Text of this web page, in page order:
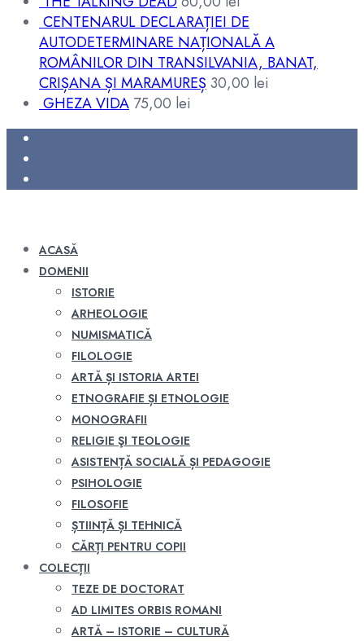
CENTENARUL DECLARAȚIEI DE
AUTODETERMINARE NAȚIONALĂ A
ROMÂNILOR DIN TRANSILVANIA, BANAT,
CRIȘANA ȘI MARAMUREȘ 30,00 lei
GHEZA VIDA 75,00 lei
ACASĂ
DOMENII
ISTORIE
ARHEOLOGIE
NUMISMATICĂ
FILOLOGIE
ARTĂ ȘI ISTORIA ARTEI
ETNOGRAFIE ȘI ETNOLOGIE
MONOGRAFII
RELIGIE ŞI TEOLOGIE
ASISTENȚĂ SOCIALĂ ȘI PEDAGOGIE
PSIHOLOGIE
FILOSOFIE
ȘTIINȚĂ ȘI TEHNICĂ
CĂRȚI PENTRU COPII
COLECȚII
TEZE DE DOCTORAT
AD LIMITES ORBIS ROMANI
ARTĂ – ISTORIE – CULTURĂ